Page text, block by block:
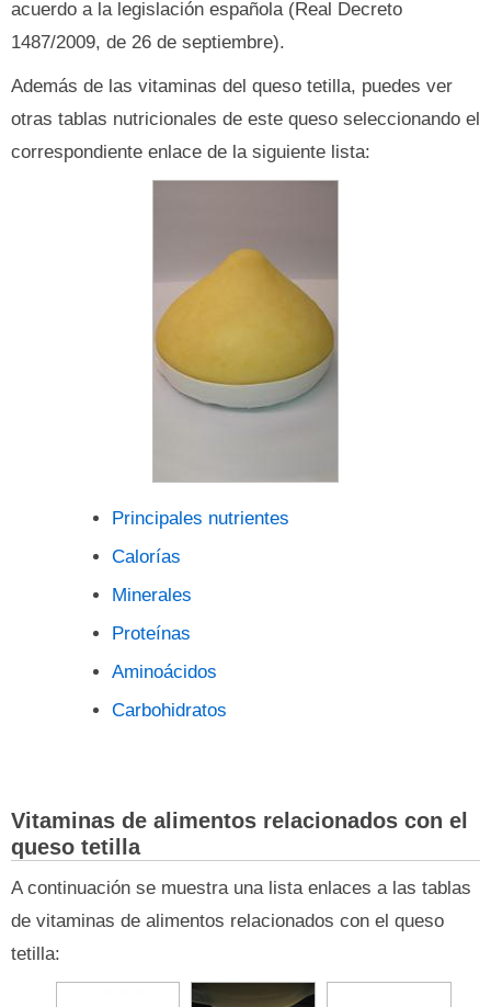
acuerdo a la legislación española (Real Decreto
1487/2009, de 26 de septiembre).
Además de las vitaminas del queso tetilla, puedes ver
otras tablas nutricionales de este queso seleccionando el
correspondiente enlace de la siguiente lista:
Principales nutrientes
Calorías
Minerales
Proteínas
Aminoácidos
Carbohidratos
Vitaminas de alimentos relacionados con el
queso tetilla
A continuación se muestra una lista enlaces a las tablas
de vitaminas de alimentos relacionados con el queso
tetilla: